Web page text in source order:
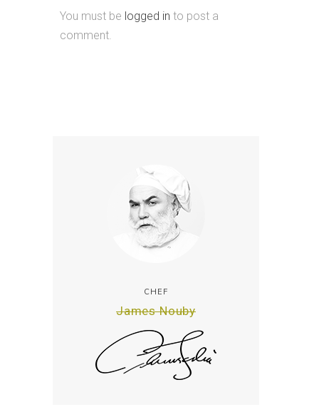
You must be logged in to post a
comment.
CHEF
James Nouby